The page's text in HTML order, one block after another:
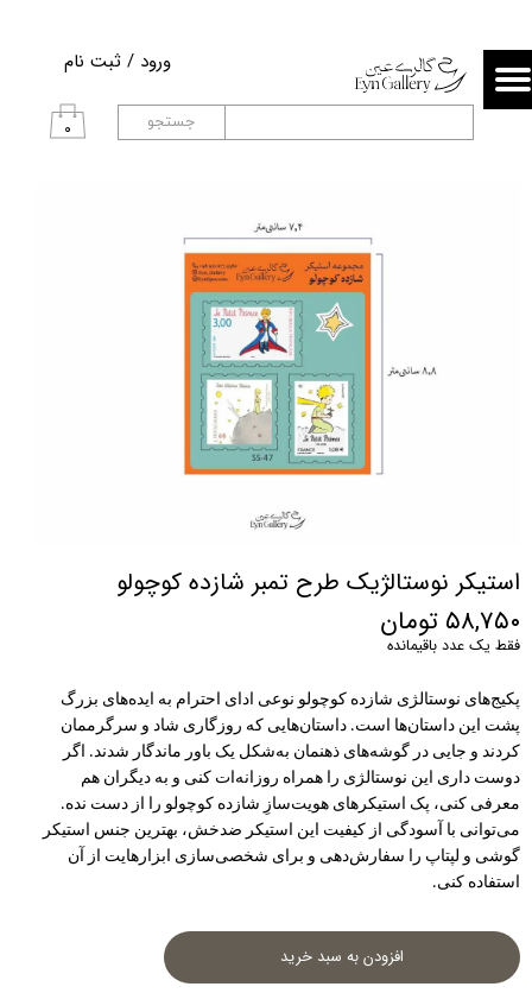
۰
ورود / ثبت نام
حساب کاربری من
تغییر گذر واژه
جستجو
استیکر نوستالژیک طرح تمبر شازده کوچولو
۵۸,۷۵۰ تومان
فقط یک عدد باقیمانده
استفاده کنی.
افزودن به سبد خرید